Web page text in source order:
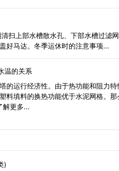
扫上部水槽散水孔、下部水槽过滤
好马达。冬季运休时的注意事项...
温的关系
的运行经济性。由于热功能和阻力特
料填料的换热功能优于水泥网格。
解更多...
)